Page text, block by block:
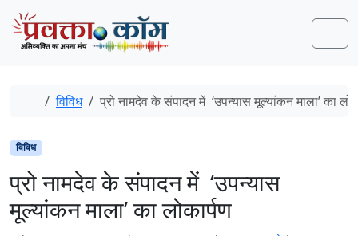
Skip to content
Skip to footer
Home
विविध प्रो नामदेव के संपादन में ‘उपन्यास मूल्यांकन माला’ का
विविध
प्रो नामदेव के संपादन में ‘उपन्यास
मूल्यांकन माला’ का लोकार्पण